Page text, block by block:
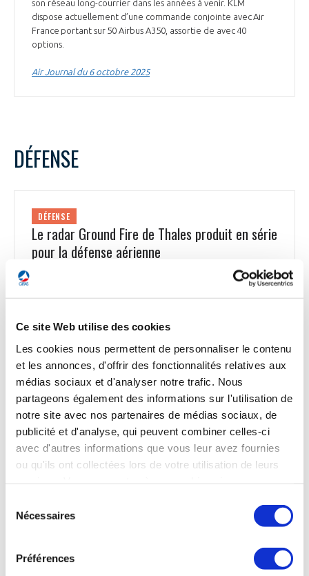
Ce site Web utilise des cookies
Les cookies nous permettent de personnaliser le contenu
et les annonces, d'offrir des fonctionnalités relatives aux
médias sociaux et d'analyser notre trafic. Nous
partageons également des informations sur l'utilisation de
notre site avec nos partenaires de médias sociaux, de
publicité et d'analyse, qui peuvent combiner celles-ci
avec d'autres informations que vous leur avez fournies
ou qu'ils ont collectées lors de votre utilisation de leurs
Nécessaires
Préférences
son réseau long-courrier dans les années à venir. KLM
dispose actuellement d’une commande conjointe avec Air
France portant sur 50 Airbus A350, assortie de avec 40
options.
Air Journal du 6 octobre 2025
DÉFENSE
DÉFENSE
Le radar Ground Fire de Thales produit en série
pour la défense aérienne
Après avoir franchi avec succès les tests d'acceptation en
Ce radar offre un haut niveau de performance pour
détecter, poursuivre et classifier de nombreuses cibles, y
compris dans les environnements les plus problématiques
comme les régions montagneuses et les espaces aériens à
forte densité de trafic. Il est capable de détecter des
drones, ainsi que des missiles balistiques, en conservant la
mobilité d'un radar tactique. Ground Fire servira le système
de défense aérienne SAMP/T NG.
Easybourse du 3 octobre 2025
parachutes pour les forces